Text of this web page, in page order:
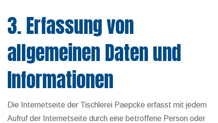
3. Erfassung von
allgemeinen Daten und
Informationen
Die Internetseite der Tischlerei Paepcke erfasst mit jedem
Aufruf der Internetseite durch eine betroffene Person oder